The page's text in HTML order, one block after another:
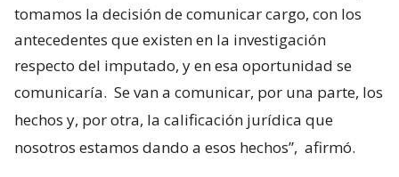
tomamos la decisión de comunicar cargo, con los
antecedentes que existen en la investigación
respecto del imputado, y en esa oportunidad se
comunicaría. Se van a comunicar, por una parte, los
hechos y, por otra, la calificación jurídica que
nosotros estamos dando a esos hechos”, afirmó.